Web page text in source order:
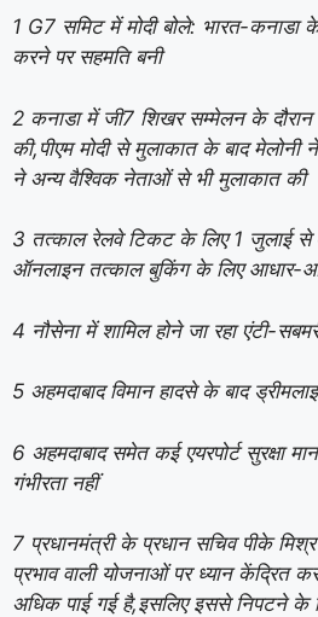
1 G7 समिट में मोदी बोले: भारत-कनाडा
करने पर सहमति बनी
2 कनाडा में जी7 शिखर सम्मेलन के दौरान
की,पीएम मोदी से मुलाकात के बाद
ने अन्य वैश्विक नेताओं से भी मुलाकात की
3 तत्काल रेलवे टिकट के लिए 1 जुलाई से
ऑनलाइन तत्काल बुकिंग के लिए आधार-
4 नौसेना में शामिल होने जा रहा एंटी-
5 अहमदाबाद विमान हादसे के बाद
6 अहमदाबाद समेत कई एयरपोर्ट सुरक्षा
गंभीरता नहीं
7 प्रधानमंत्री के प्रधान सचिव पीके
प्रभाव वाली योजनाओं पर ध्यान
अधिक पाई गई है,इसलिए इससे निपटने के